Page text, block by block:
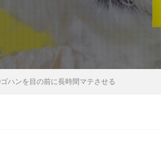
ハンを目の前に長時間マテさせる